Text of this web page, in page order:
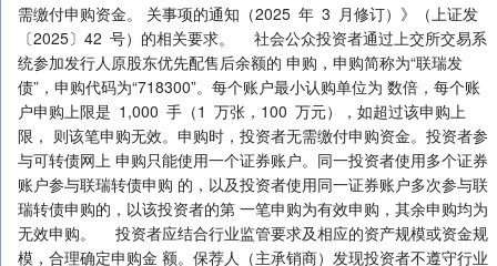
需缴付申购资金。 关事项的通知（2025 年 3 月修订）》（上证发
〔2025〕42 号）的相关要求。 社会公众投资者通过上交所交易系
统参加发行人原股东优先配售后余额的 申购，申购简称为“联瑞发
债”，申购代码为“718300”。每个账户最小认购单位为 数倍，每个账
户申购上限是 1,000 手（1 万张，100 万元），如超过该申购上
限， 则该笔申购无效。申购时，投资者无需缴付申购资金。投资者参
与可转债网上 申购只能使用一个证券账户。同一投资者使用多个证券
账户参与联瑞转债申购 的，以及投资者使用同一证券账户多次参与联
瑞转债申购的，以该投资者的第 一笔申购为有效申购，其余申购均为
无效申购。 投资者应结合行业监管要求及相应的资产规模或资金规
模，合理确定申购金 额。保荐人（主承销商）发现投资者不遵守行业